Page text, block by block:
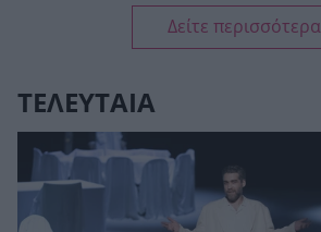
Δείτε περισσότερα
ΤΕΛΕΥΤΑΙΑ